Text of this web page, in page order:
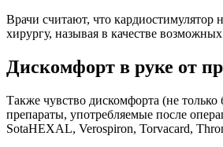
Врачи считают, что
хирургу, называя в качестве
Дискомфорт в руке от
Также чувство дискомфорта (не
препараты, употребляемые после
SotaHEXAL, Verospiron, Torvacard,